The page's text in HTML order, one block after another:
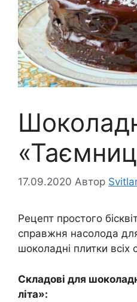
17.09.2020 Автор
Рецепт простого
справжня насолода
шоколадні плитки всіх
Складові для
літа»: